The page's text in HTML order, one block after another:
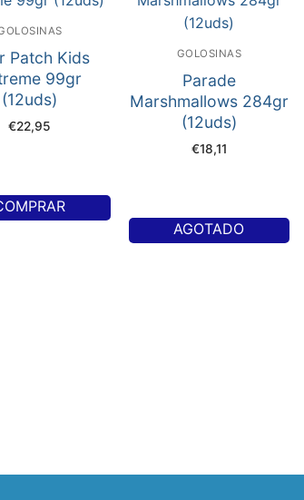
Patch Kids
99gr
(12uds)
€22,95
GOLOSINAS
Parade
Marshmallows 284gr
(12uds)
€18,11
AGOTADO